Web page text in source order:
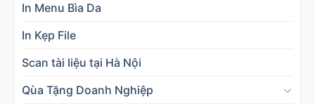
In Menu Bìa Da
In Kẹp File
Scan tài liệu tại Hà Nội
Qùa Tặng Doanh Nghiệp